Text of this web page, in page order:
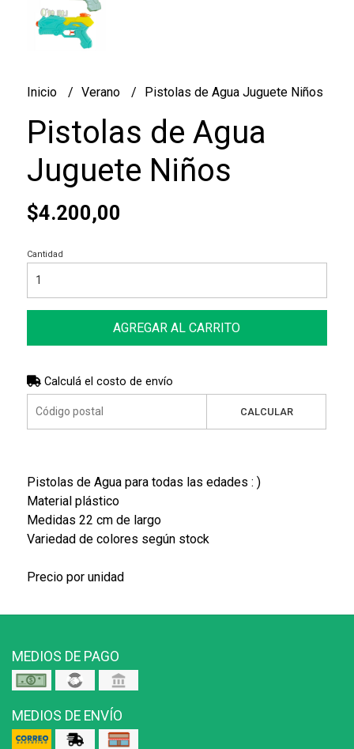
Inicio Verano Pistolas de Agua Juguete Niños
Pistolas de Agua
Juguete Niños
$4.200,00
Cantidad
AGREGAR AL CARRITO
Calculá el costo de envío
CALCULAR
Pistolas de Agua para todas las edades : )
Material plástico
Medidas 22 cm de largo
Variedad de colores según stock
Precio por unidad
MEDIOS DE PAGO
MEDIOS DE ENVÍO